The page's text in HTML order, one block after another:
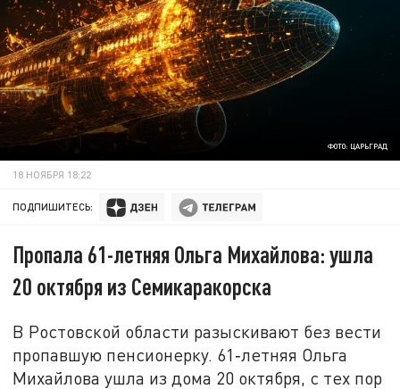
ФОТО: ЦАРЬГРАД
18 НОЯБРЯ 18:22
ПОДПИШИТЕСЬ:
Пропала 61-летняя Ольга Михайлова: ушла
20 октября из Семикаракорска
В Ростовской области разыскивают без вести
пропавшую пенсионерку. 61‑летняя Ольга
Михайлова ушла из дома 20 октября, с тех пор